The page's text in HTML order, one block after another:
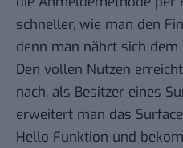
schneller, wie man den
denn man nährt sich dem
Den vollen Nutzen
nach, als Besitzer eines
erweitert man das
Hello Funktion und